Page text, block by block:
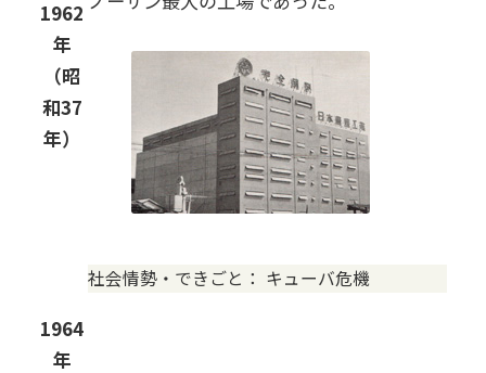
1962
年
（昭
和37
年）
社会情勢・できごと： キューバ危機
1964
年